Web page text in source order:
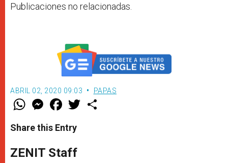
Publicaciones no relacionadas.
ABRIL 02, 2020 09:03 PAPAS
W
t
s
p
p
M
e
s
e
g
e
F
a
e
b
o
k
w
Share this Entry
ZENIT Staff